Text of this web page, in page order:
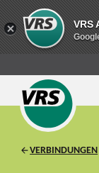
VERBINDUNGEN
VRS
VRS